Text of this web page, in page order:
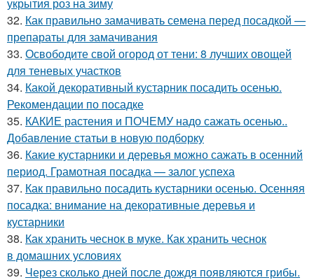
32. Как правильно замачивать семена перед посадкой —
препараты для замачивания
33. Освободите свой огород от тени: 8 лучших овощей
для теневых участков
34. Какой декоративный кустарник посадить осенью.
Рекомендации по посадке
35. КАКИЕ растения и ПОЧЕМУ надо сажать осенью..
Добавление статьи в новую подборку
36. Какие кустарники и деревья можно сажать в осенний
период. Грамотная посадка — залог успеха
37. Как правильно посадить кустарники осенью. Осенняя
посадка: внимание на декоративные деревья и
кустарники
38. Как хранить чеснок в муке. Как хранить чеснок
в домашних условиях
39. Через сколько дней после дождя появляются грибы.